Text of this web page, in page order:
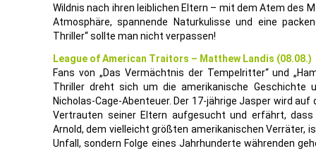
Wildnis nach ihren leiblichen Eltern – mit dem Atem des
Atmosphäre, spannende Naturkulisse und eine
Thriller“ sollte man nicht verpassen!
League of American Traitors – Matthew Landis (08.08.)
Fans von „Das Vermächtnis der Tempelritter“ und
Thriller dreht sich um die amerikanische Geschichte
Nicholas-Cage-Abenteuer. Der 17-jährige Jasper wird
Vertrauten seiner Eltern aufgesucht und erfährt,
Arnold, dem vielleicht größten amerikanischen Verräter,
Unfall, sondern Folge eines Jahrhunderte währenden